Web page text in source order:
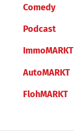
Comedy
Podcast
ImmoMARKT
AutoMARKT
FlohMARKT